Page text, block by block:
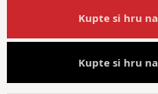
Kupte si hru na
Kupte si hru na